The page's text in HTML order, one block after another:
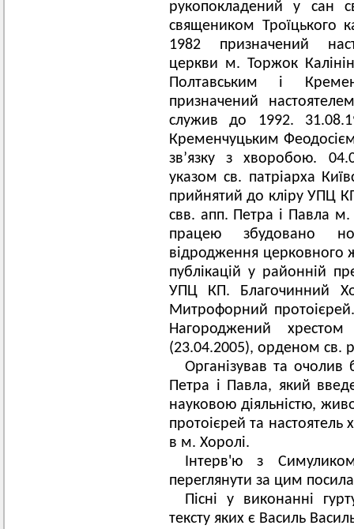
рукопокладений у сан
священиком Троїцького
1982 призначений
церкви м. Торжок
Полтавським і
призначений
служив до 1992.
Кременчуцьким
зв’язку з хворобою.
указом св. патріарха
прийнятий до кліру УПЦ
свв. апп. Петра і Павла
працею збудовано
відродження церковного
публікацій у районній
УПЦ КП. Благочинний
Митрофорний
Нагороджений
(23.04.2005), орденом св.
Організував та очолив
Петра і Павла, який
науковою діяльністю,
протоієрей та настоятель
в м. Хоролі.
Інтерв'ю з
переглянути за цим
Пісні у виконанні
тексту яких є Василь